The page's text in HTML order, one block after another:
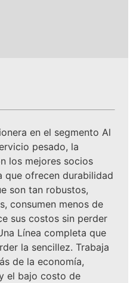
en el segmento Al
pesado, la
los mejores socios
que ofrecen durabilidad
son tan robustos,
consumen menos de
sus costos sin perder
Línea completa que
la sencillez. Trabaja
de la economía,
el bajo costo de